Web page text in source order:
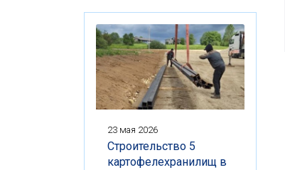
23 мая 2026
Строительство 5
картофелехранилищ в